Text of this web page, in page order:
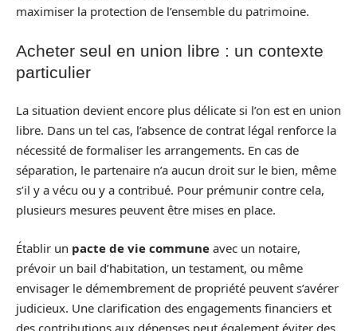
maximiser la protection de l’ensemble du patrimoine.
Acheter seul en union libre : un contexte
particulier
La situation devient encore plus délicate si l’on est en union
libre. Dans un tel cas, l’absence de contrat légal renforce la
nécessité de formaliser les arrangements. En cas de
séparation, le partenaire n’a aucun droit sur le bien, même
s’il y a vécu ou y a contribué. Pour prémunir contre cela,
plusieurs mesures peuvent être mises en place.
Établir un pacte de vie commune avec un notaire,
prévoir un bail d’habitation, un testament, ou même
envisager le démembrement de propriété peuvent s’avérer
judicieux. Une clarification des engagements financiers et
des contributions aux dépenses peut également éviter des